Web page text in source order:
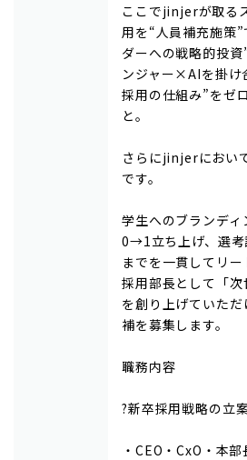
ここでjinjerが取る
用を“人員補充施策
ダーへの戦略的投
ンジャー×AIを掛け
採用の仕組み”をゼ
と。
さらにjinjerにおい
です。
学生へのブランディ
0→1立ち上げ、選考
までを一貫してリ
採用部長として「次
を創り上げていた
補を募集します。
職務内容
?新卒採用戦略の立
・CEO・CxO・本